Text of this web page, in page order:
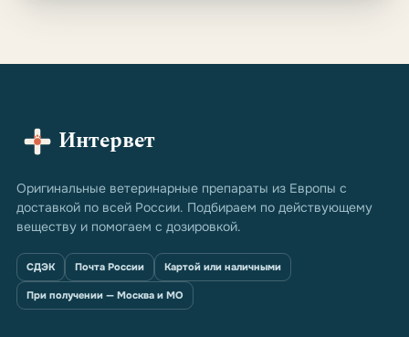
Интервет
Оригинальные ветеринарные препараты из Европы с
доставкой по всей России. Подбираем по действующему
веществу и помогаем с дозировкой.
СДЭК Почта России Картой или наличными
При получении — Москва и МО